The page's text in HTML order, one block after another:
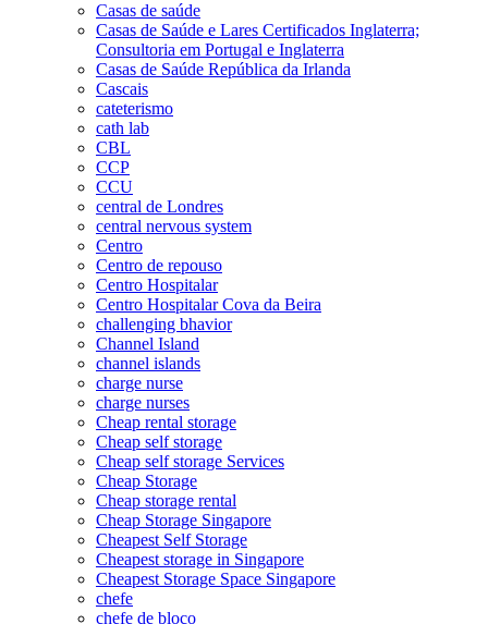
Casas de saúde
Casas de Saúde e Lares Certificados Inglaterra;
Consultoria em Portugal e Inglaterra
Casas de Saúde República da Irlanda
Cascais
cateterismo
cath lab
CBL
CCP
CCU
central de Londres
central nervous system
Centro
Centro de repouso
Centro Hospitalar
Centro Hospitalar Cova da Beira
challenging bhavior
Channel Island
channel islands
charge nurse
charge nurses
Cheap rental storage
Cheap self storage
Cheap self storage Services
Cheap Storage
Cheap storage rental
Cheap Storage Singapore
Cheapest Self Storage
Cheapest storage in Singapore
Cheapest Storage Space Singapore
chefe
chefe de bloco